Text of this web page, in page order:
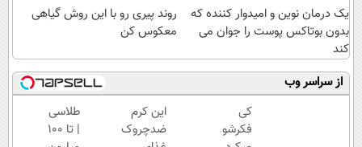
یک درمان نوین و امیدوار کننده که
بدون بوتاکس پوست را جوان می
کند
روند پیری رو با این روش گیاهی
معکوس کن
از سراسر وب
کی
فکرشو
این کرم
ضدچروک
طلاسی
| تا 100